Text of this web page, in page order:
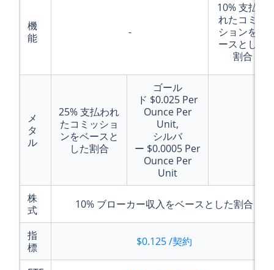
機
能
-
10%支払わ
れたコミッ
ションをベ
ースとした
割合
メ
タ
ル
25%支払われ
たコミッショ
ンをベースと
した割合
ゴール
ド $0.025 Per
Ounce Per
Unit,
シルバ
ー $0.0005 Per
Ounce Per
Unit
株
式
10% ブローカー収入をベースとした割合
指
標
$0.125 /契約